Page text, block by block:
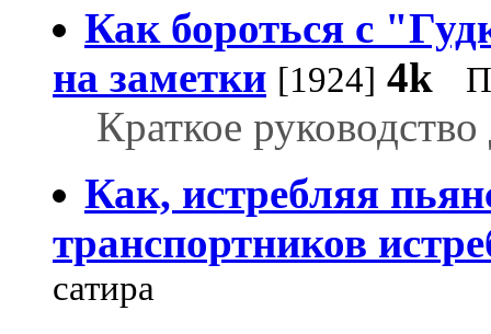
Как бороться с
на заметки [1924] 4k
Краткое
Как, истребляя
транспортников
сатира